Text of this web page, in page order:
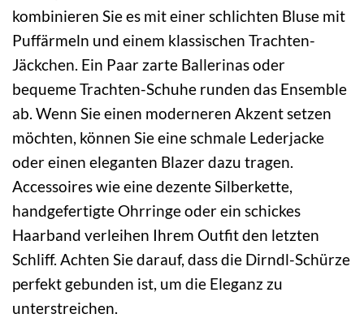
kombinieren Sie es mit einer schlichten Bluse mit
Puffärmeln und einem klassischen Trachten-
Jäckchen. Ein Paar zarte Ballerinas oder
bequeme Trachten-Schuhe runden das Ensemble
ab. Wenn Sie einen moderneren Akzent setzen
möchten, können Sie eine schmale Lederjacke
oder einen eleganten Blazer dazu tragen.
Accessoires wie eine dezente Silberkette,
handgefertigte Ohrringe oder ein schickes
Haarband verleihen Ihrem Outfit den letzten
Schliff. Achten Sie darauf, dass die Dirndl-Schürze
perfekt gebunden ist, um die Eleganz zu
unterstreichen.